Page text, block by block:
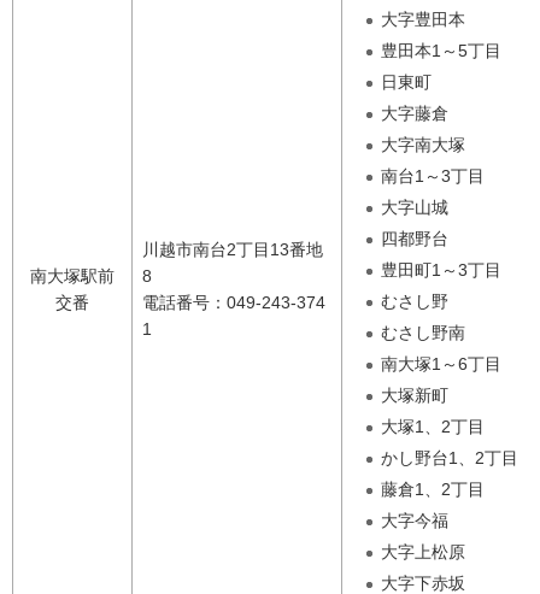
南大塚駅前
交番
川越市南台2丁目13番地
8
電話番号：049-243-374
1
大字豊田本
豊田本1～5丁目
日東町
大字藤倉
大字南大塚
南台1～3丁目
大字山城
四都野台
豊田町1～3丁目
むさし野
むさし野南
南大塚1～6丁目
大塚新町
大塚1、2丁目
かし野台1、2丁目
藤倉1、2丁目
大字今福
大字上松原
大字下赤坂